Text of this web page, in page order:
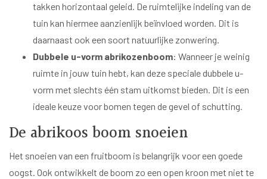
takken horizontaal geleid. De ruimtelijke indeling van de
tuin kan hiermee aanzienlijk beïnvloed worden. Dit is
daarnaast ook een soort natuurlijke zonwering.
Dubbele u-vorm abrikozenboom: Wanneer je weinig
ruimte in jouw tuin hebt, kan deze speciale dubbele u-
vorm met slechts één stam uitkomst bieden. Dit is een
ideale keuze voor bomen tegen de gevel of schutting.
De abrikoos boom snoeien
Het snoeien van een fruitboom is belangrijk voor een goede
oogst. Ook ontwikkelt de boom zo een open kroon met niet te